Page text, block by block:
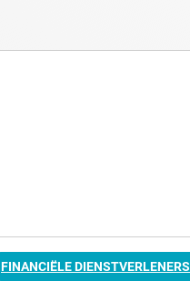
FINANCIËLE DIENSTVERLENERS